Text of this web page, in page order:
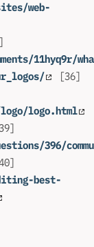
web-
11hyq9r/wha
[36]
logo.html
396/commu
best-